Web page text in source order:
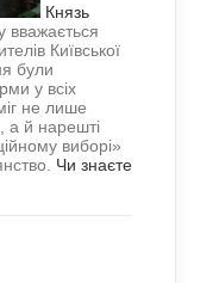
Князь
вважається
Київської
були
у всіх
не лише
а й нарешті
виборі»
Чи знаєте